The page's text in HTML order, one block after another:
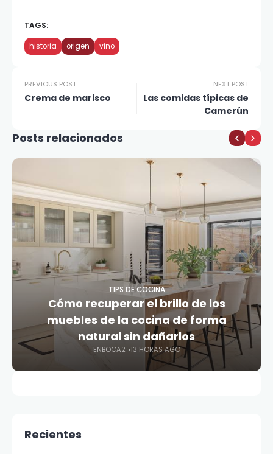
TAGS:
historia origen vino
PREVIOUS POST
Crema de marisco
NEXT POST
Las comidas típicas de
Camerún
Posts relacionados
TIPS DE COCINA
Cómo recuperar el brillo de los
muebles de la cocina de forma
natural sin dañarlos
ENBOCA2 13 HORAS AGO
Recientes